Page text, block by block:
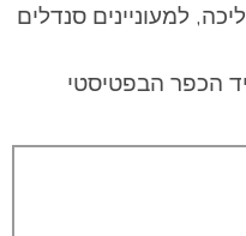
למעוניינים סנדלים
הכפר הבפטיסטי